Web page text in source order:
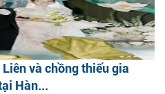
và chồng thiếu gia
Hàn...